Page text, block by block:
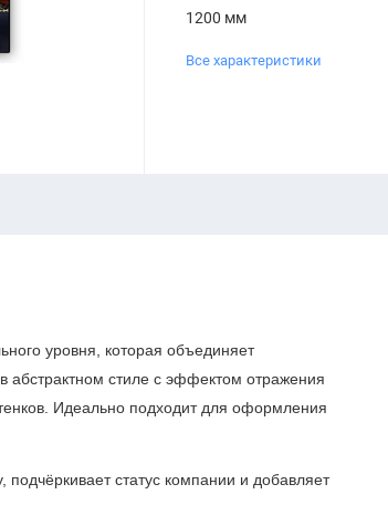
1200 мм
Все характеристики
уровня, которая объединяет
абстрактном стиле с эффектом отражения
Идеально подходит для оформления
статус компании и добавляет